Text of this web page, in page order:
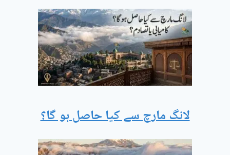
لانگ مارچ سے کیا حاصل ہو گا؟